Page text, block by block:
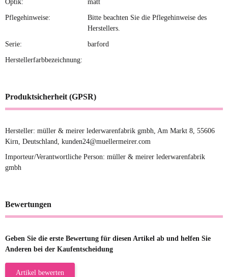
Optik: matt
Pflegehinweise:
Bitte beachten Sie die Pflegehinweise des
Herstellers.
Serie: barford
Herstellerfarbbezeichnung:
Produktsicherheit (GPSR)
Hersteller: müller & meirer lederwarenfabrik gmbh, Am Markt 8, 55606
Kirn, Deutschland, kunden24@muellermeirer.com
Importeur/Verantwortliche Person: müller & meirer lederwarenfabrik
gmbh
Bewertungen
Geben Sie die erste Bewertung für diesen Artikel ab und helfen Sie
Anderen bei der Kaufentscheidung
Artikel bewerten